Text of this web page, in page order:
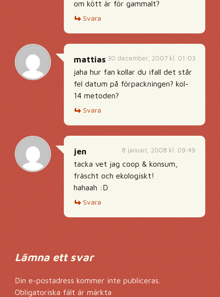
om kött är för gammalt?
Svara
30 december, 2007 kl. 01:03
mattias
jaha hur fan kollar du ifall det står
fel datum på förpackningen? kol-
14 metoden?
Svara
8 januari, 2008 kl. 09:49
jen
tacka vet jag coop & konsum,
fräscht och ekologiskt!
hahaah :D
Svara
Lämna ett svar
Din e-postadress kommer inte publiceras.
Obligatoriska fält är märkta*